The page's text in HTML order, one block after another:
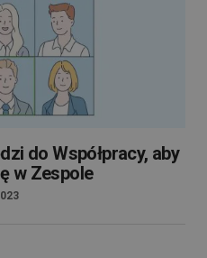
do Współpracy, aby
w Zespole